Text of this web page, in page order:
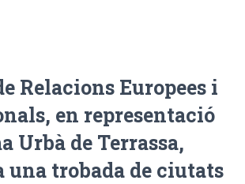
Relacions Europees i
en representació
Urbà de Terrassa,
una trobada de ciutats